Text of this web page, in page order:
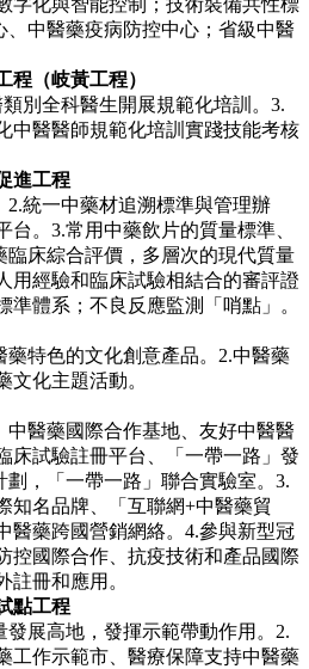
字化與智能控制；技術裝備共性標
、中醫藥疫病防控中心；省級中醫
程（岐黃工程）
別全科醫生開展規範化培訓。3.
中醫醫師規範化培訓實踐技能考核
進工程
2.統一中藥材追溯標準與管理辦
。3.常用中藥飲片的質量標準、
臨床綜合評價，多層次的現代質量
用經驗和臨床試驗相結合的審評證
準體系；不良反應監測「哨點」。
藥特色的文化創意產品。2.中醫藥
文化主題活動。
中醫藥國際合作基地、友好中醫醫
床試驗註冊平台、「一帶一路」發
劃，「一帶一路」聯合實驗室。3.
知名品牌、「互聯網+中醫藥貿
醫藥跨國營銷網絡。4.參與新型冠
控國際合作、抗疫技術和產品國際
註冊和應用。
點工程
發展高地，發揮示範帶動作用。2.
工作示範市、醫療保障支持中醫藥